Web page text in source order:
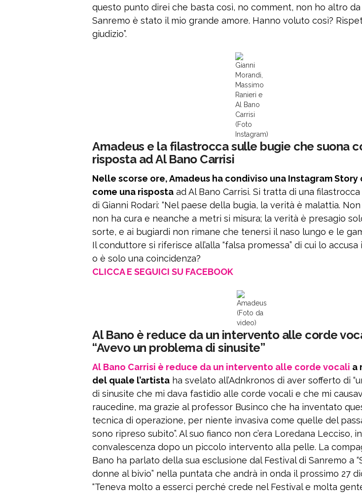
questo punto direi che basta così, no comment, non ho altro da
Sanremo è stato il mio grande amore. Hanno voluto così?
giudizio”.
Gianni
Morandi,
Massimo
Ranieri e
Al Bano
Carrisi
(Foto
Instagram)
Amadeus e la filastrocca sulle bugie che suona
risposta ad Al Bano Carrisi
Nelle scorse ore, Amadeus ha condiviso una Instagram Story
come una risposta ad Al Bano Carrisi. Si tratta di una
di Gianni Rodari: “Nel paese della bugia, la verità è malattia.
non ha cura e neanche a metri si misura; la verità è presagio
sorte, e ai bugiardi non rimane che tenersi il naso lungo e le
Il conduttore si riferisce all’alla “falsa promessa” di cui lo
o è solo una coincidenza?
CLICCA E SEGUICI SU FACEBOOK
Amadeus
(Foto da
video)
Al Bano è reduce da un intervento alle corde
“Avevo un problema di sinusite”
Al Bano Carrisi è reduce da un intervento alle corde vocali a
del quale l’artista ha svelato all’Adnkronos di aver sofferto di
di sinusite che mi dava fastidio alle corde vocali e che mi
raucedine, ma grazie al professor Businco che ha inventato
tecnica di operazione, per niente invasiva come quelle del
sono ripreso subito”. Al suo fianco non c’era Loredana Lecciso, in
convalescenza dopo un piccolo intervento alla pelle. La
Bano ha parlato della sua esclusione dal Festival di Sanremo a
donne al bivio” nella puntata che andrà in onda il prossimo 27
“Teneva molto a esserci perché crede nel Festival e molta